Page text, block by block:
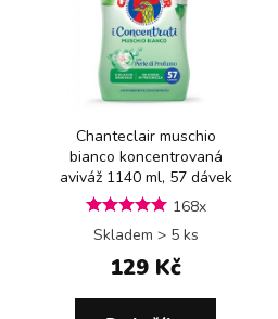
Chanteclair muschio
bianco koncentrovaná
aviváž 1140 ml, 57 dávek
168x
Skladem > 5 ks
129 Kč